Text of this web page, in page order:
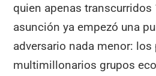
quien apenas
asunción ya empezó una
adversario nada menor:
multimillonarios grupos